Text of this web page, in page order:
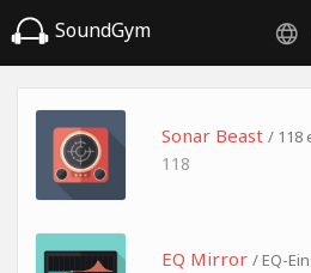
SoundGym
Sonar Beast / 118
118
EQ Mirror / EQ-